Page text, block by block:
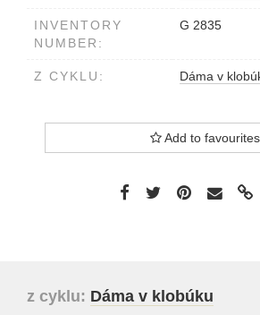
INVENTORY
NUMBER:
G 2835
Z CYKLU: Dáma v
Add to favourites
z cyklu: Dáma v klobúku